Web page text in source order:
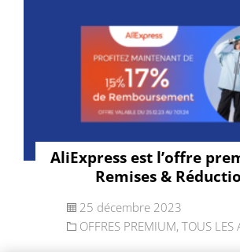
AliExpress est l’offre
Remises &
25 décembre 2023
OFFRES PREMIUM, TOUS LES